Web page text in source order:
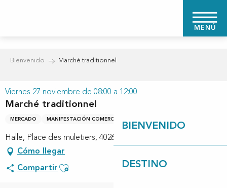
MENÚ
BIENVENIDO
DESTINO
Bienvenido Marché traditionnel
Viernes 27 noviembre de 08:00 a 12:00
Marché traditionnel
MERCADO MANIFESTACIÓN COMERCIAL
Halle, Place des muletiers, 40260 Linxe
Cómo llegar
Compartir Ajouter aux favoris